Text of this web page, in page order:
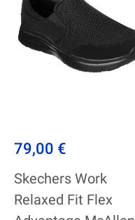
79,00 €
Skechers Work
Relaxed Fit Flex